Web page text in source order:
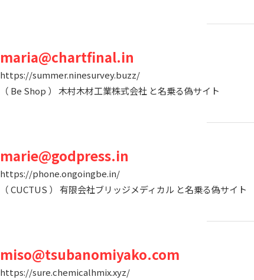
maria@chartfinal.in
https://summer.ninesurvey.buzz/
（ Be Shop ） 木村木材工業株式会社 と名乗る偽サイト
marie@godpress.in
https://phone.ongoingbe.in/
（ CUCTUS ） 有限会社ブリッジメディカル と名乗る偽サイト
miso@tsubanomiyako.com
https://sure.chemicalhmix.xyz/